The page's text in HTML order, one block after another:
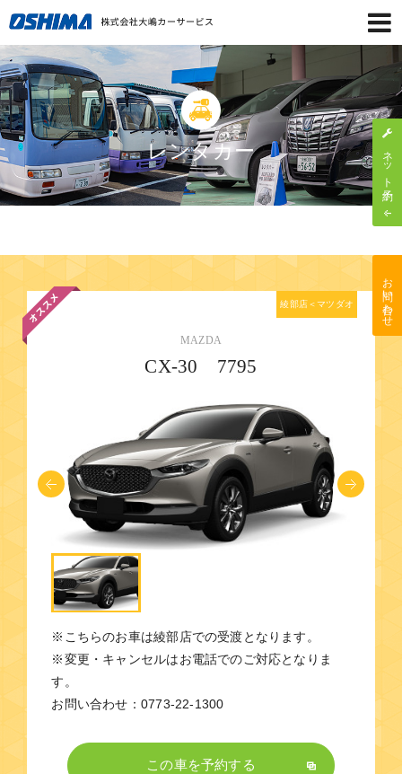
レンタカー
綾部店＜マツダオ
MAZDA
CX-30 7795
※こちらのお車は綾部店での受渡となります。
※変更・キャンセルはお電話でのご対応となりま
す。
お問い合わせ：0773-22-1300
この車を予約する
ネット予約
お問い合わせ